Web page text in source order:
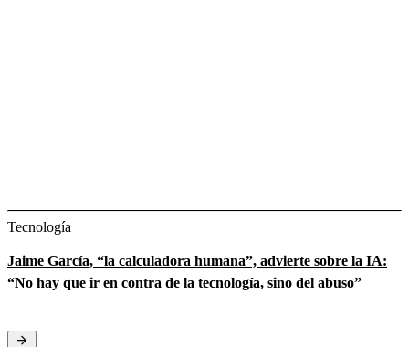
Tecnología
Jaime García, “la calculadora humana”, advierte sobre la IA:
“No hay que ir en contra de la tecnología, sino del abuso”